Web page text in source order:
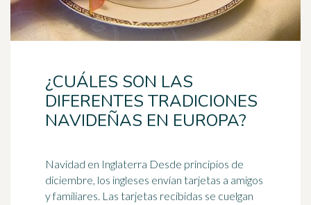
¿CUÁLES SON LAS
DIFERENTES TRADICIONES
NAVIDEÑAS EN EUROPA?
Navidad en Inglaterra Desde principios de
diciembre, los ingleses envían tarjetas a amigos
y familiares. Las tarjetas recibidas se cuelgan